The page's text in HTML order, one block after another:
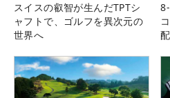
スイスの叡智が生んだTPTシ
ャフトで、ゴルフを異次元の
世界へ